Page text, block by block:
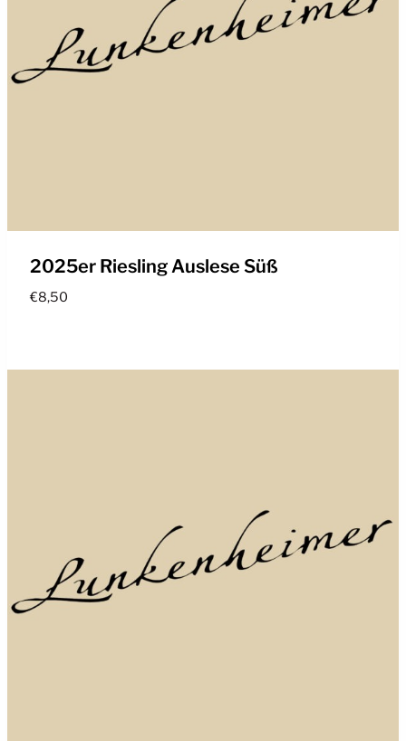
2025er Riesling Auslese Süß
€8,50